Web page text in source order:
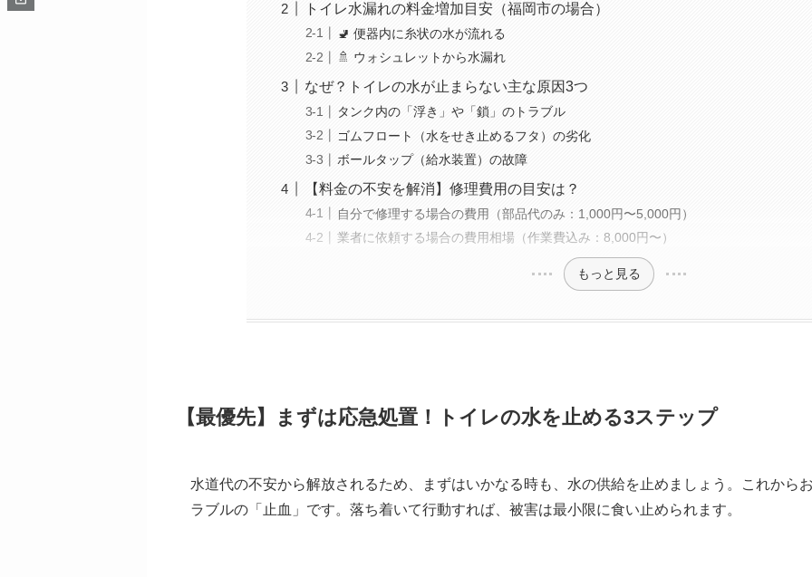
トイレ水漏れの料金増加目安（福岡市の場合）
🚽 便器内に糸状の水が流れる
🚿 ウォシュレットから水漏れ
なぜ？トイレの水が止まらない主な原因3つ
タンク内の「浮き」や「鎖」のトラブル
ゴムフロート（水をせき止めるフタ）の劣化
ボールタップ（給水装置）の故障
【料金の不安を解消】修理費用の目安は？
自分で修理する場合の費用（部品代のみ：1,000円〜5,000円）
業者に依頼する場合の費用相場（作業費込み：8,000円〜）
もっと見る
【最優先】まずは応急処置！トイレの水を止める3ステップ
水道代の不安から解放されるため、まずはいかなる時も、水の供給を止めましょう。これから
ラブルの「止血」です。落ち着いて行動すれば、被害は最小限に食い止められます。